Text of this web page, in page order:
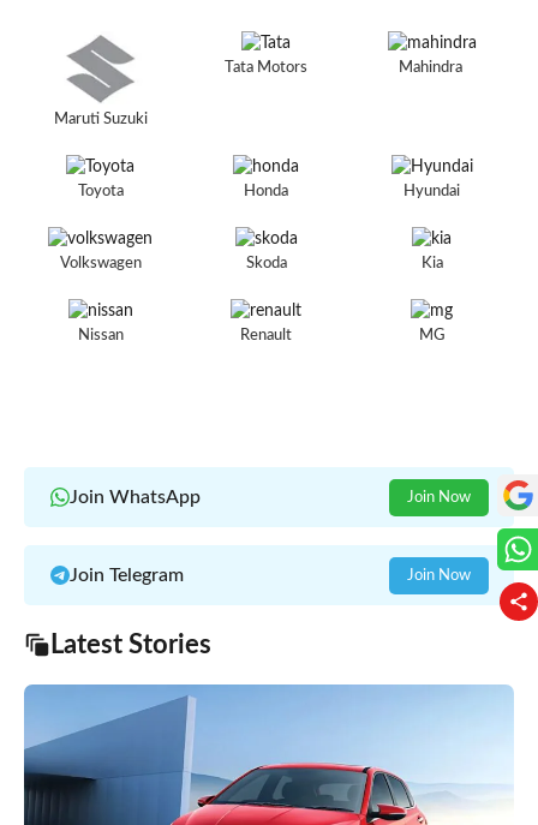
Maruti Suzuki
Tata Motors Mahindra
Toyota Honda Hyundai
Volkswagen Skoda Kia
Nissan Renault MG
Join WhatsApp Join Now
Join Telegram Join Now
Latest Stories